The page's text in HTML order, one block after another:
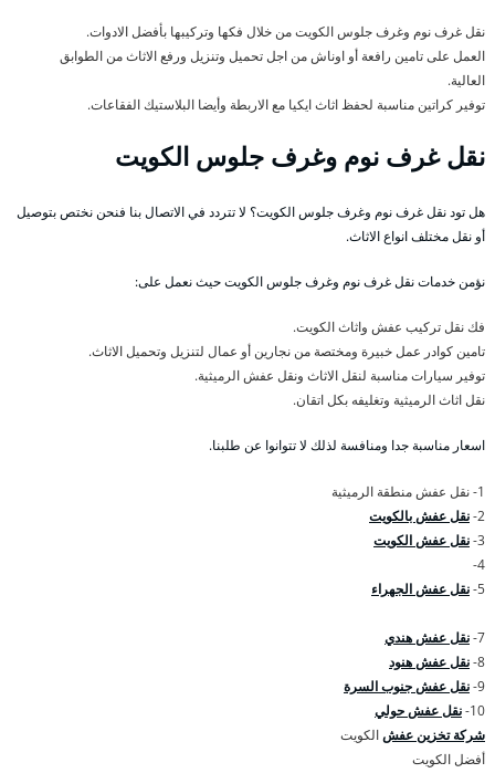
نقل غرف نوم وغرف جلوس الكويت من خلال فكها وتركيبها بأفضل الادوات.
العمل على تامين رافعة أو اوناش من اجل تحميل وتنزيل ورفع الاثاث من الطوابق
العالية.
توفير كراتين مناسبة لحفظ اثاث ايكيا مع الاربطة وأيضا البلاستيك الفقاعات.
نقل غرف نوم وغرف جلوس الكويت
هل تود نقل غرف نوم وغرف جلوس الكويت؟ لا تتردد في الاتصال بنا فنحن نختص بتوصيل
أو نقل مختلف انواع الاثاث.
نؤمن خدمات نقل غرف نوم وغرف جلوس الكويت حيث نعمل على:
فك نقل تركيب عفش واثاث الكويت.
تامين كوادر عمل خبيرة ومختصة من نجارين أو عمال لتنزيل وتحميل الاثاث.
توفير سيارات مناسبة لنقل الاثاث ونقل عفش الرميثية.
نقل اثاث الرميثية وتغليفه بكل اتقان.
اسعار مناسبة جدا ومنافسة لذلك لا تتوانوا عن طلبنا.
1- نقل عفش منطقة الرميثية
2- نقل عفش بالكويت
3- نقل عفش الكويت
4-
5- نقل عفش الجهراء
7- نقل عفش هندي
8- نقل عفش هنود
9- نقل عفش جنوب السرة
10- نقل عفش حولي
شركة تخزين عفشالكويت
أفضل الكويت